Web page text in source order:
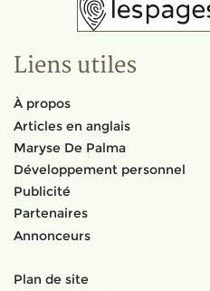
Liens utiles
À propos
Articles en anglais
Maryse De Palma
Développement personnel
Publicité
Partenaires
Annonceurs
Plan de site